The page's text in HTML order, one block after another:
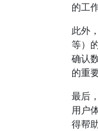
的工
此外
等）
确认
的重
最后
用户
得帮